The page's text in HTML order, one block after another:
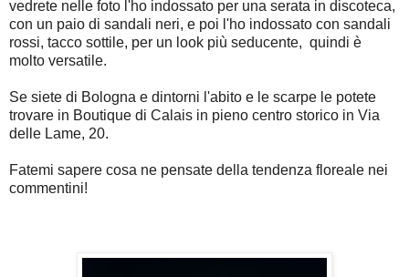
vedrete nelle foto l'ho indossato per una serata in discoteca,
con un paio di sandali neri, e poi l'ho indossato con sandali
rossi, tacco sottile, per un look più seducente, quindi è
molto versatile.
Se siete di Bologna e dintorni l'abito e le scarpe le potete
trovare in Boutique di Calais in pieno centro storico in Via
delle Lame, 20.
Fatemi sapere cosa ne pensate della tendenza floreale nei
commentini!